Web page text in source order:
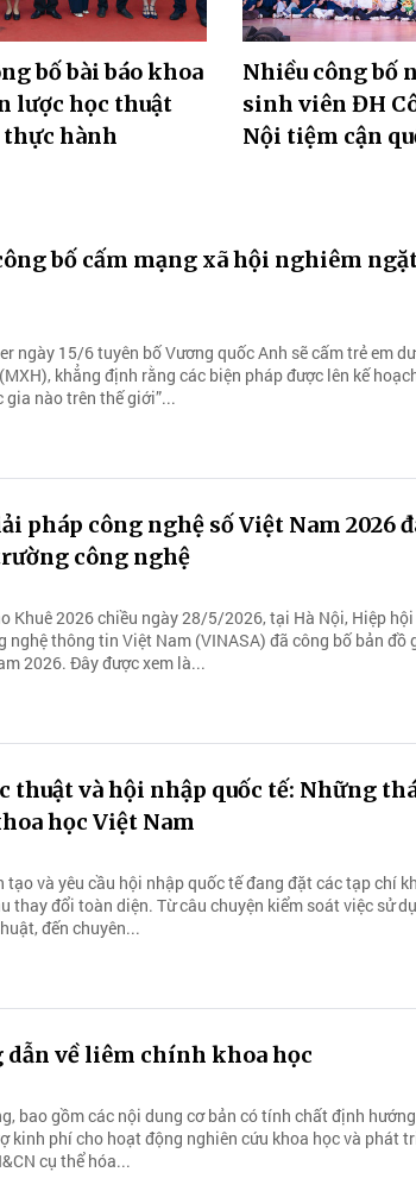
bố bài báo khoa
lược học thuật
hành
Nhiều công bố
sinh viên ĐH
Nội tiệm cận
bố cấm mạng xã hội nghiêm
ngày 15/6 tuyên bố Vương quốc Anh sẽ cấm trẻ em
khẳng định rằng các biện pháp được lên kế
gia nào trên thế giới”...
pháp công nghệ số Việt Nam 2026
công nghệ
Khuê 2026 chiều ngày 28/5/2026, tại Hà Nội, Hiệp hội
nghệ thông tin Việt Nam (VINASA) đã công bố bản đồ
2026. Đây được xem là...
thuật và hội nhập quốc tế: Những
học Việt Nam
tạo và yêu cầu hội nhập quốc tế đang đặt các tạp chí
thay đổi toàn diện. Từ câu chuyện kiểm soát việc sử
đến chuyên...
dẫn về liêm chính khoa học
bao gồm các nội dung cơ bản có tính chất định
kinh phí cho hoạt động nghiên cứu khoa học và phát
cụ thể hóa...